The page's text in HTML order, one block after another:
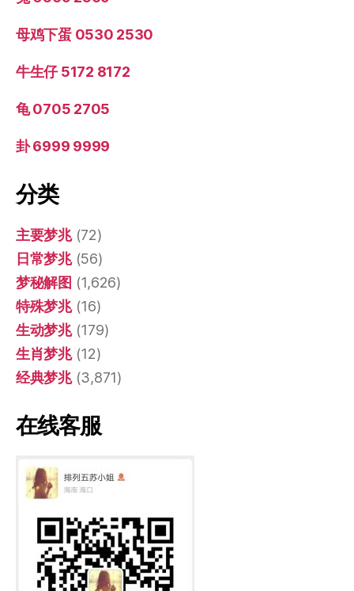
母鸡下蛋 0530 2530
牛生仔 5172 8172
龟 0705 2705
卦 6999 9999
分类
主要梦兆(72)
日常梦兆(56)
梦秘解图 (1,626)
特殊梦兆(16)
生动梦兆(179)
生肖梦兆(12)
经典梦兆(3,871)
在线客服